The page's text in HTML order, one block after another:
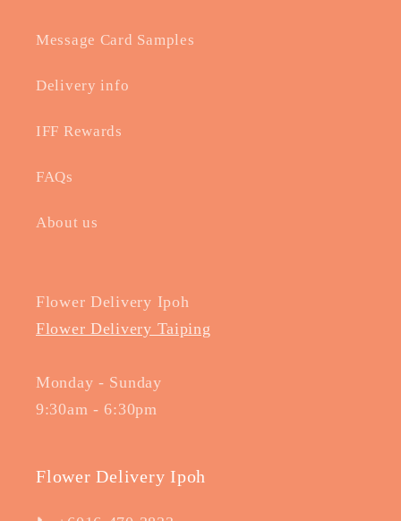
Message Card Samples
Delivery info
IFF Rewards
FAQs
About us
Flower Delivery Ipoh
Flower Delivery Taiping
Monday - Sunday
9:30am - 6:30pm
Flower Delivery Ipoh